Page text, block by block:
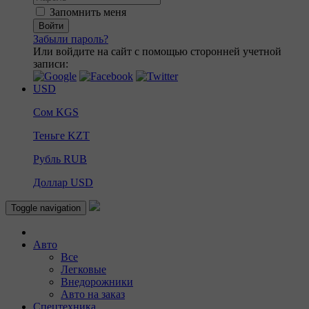
Запомнить меня
Войти
Забыли пароль?
Или войдите на сайт с помощью сторонней учетной
записи:
USD
Сом KGS
Теньге KZT
Рубль RUB
Доллар USD
Toggle navigation
Авто
Все
Легковые
Внедорожники
Авто на заказ
Спецтехника